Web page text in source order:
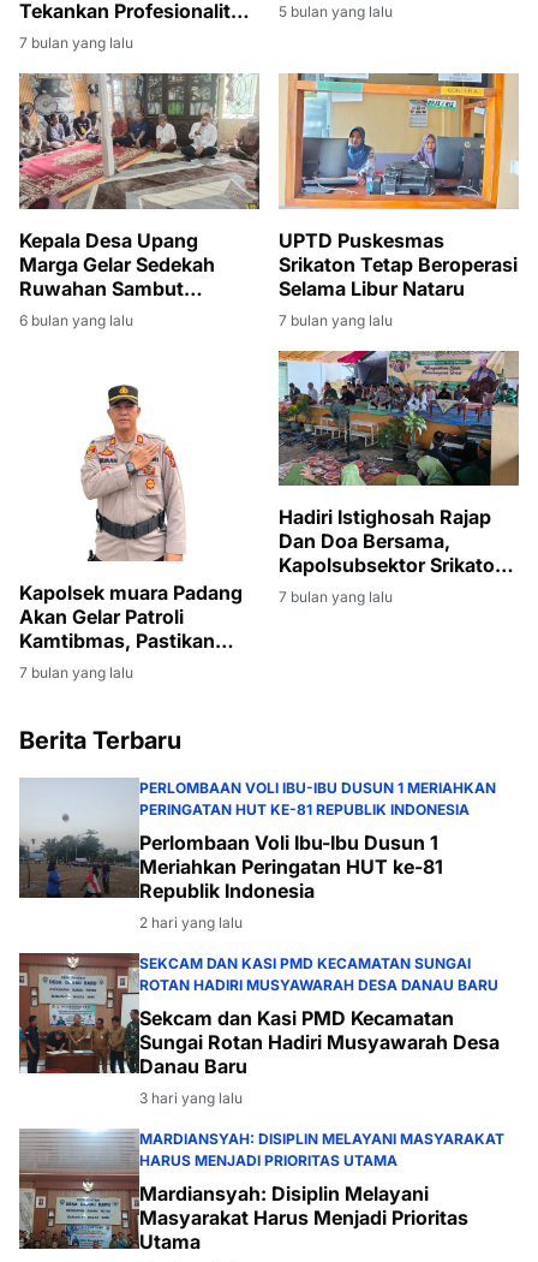
Tekankan Profesionalitas
dan Transparansi
Pemerintah Desa
7 bulan yang lalu
5 bulan yang lalu
Kepala Desa Upang
Marga Gelar Sedekah
Ruwahan Sambut
Ramadan 1447 H
6 bulan yang lalu
UPTD Puskesmas
Srikaton Tetap Beroperasi
Selama Libur Nataru
7 bulan yang lalu
Kapolsek muara Padang
Akan Gelar Patroli
Kamtibmas, Pastikan
Tahun Baru 2026 Aman
dan Kondusif
7 bulan yang lalu
Hadiri Istighosah Rajap
Dan Doa Bersama,
Kapolsubsektor Srikaton
Ajak Warga Bijak Dalam
Bermedsos
7 bulan yang lalu
Berita Terbaru
PERLOMBAAN VOLI IBU-IBU DUSUN 1 MERIAHKAN
PERINGATAN HUT KE-81 REPUBLIK INDONESIA
Perlombaan Voli Ibu-Ibu Dusun 1
Meriahkan Peringatan HUT ke-81
Republik Indonesia
2 hari yang lalu
SEKCAM DAN KASI PMD KECAMATAN SUNGAI
ROTAN HADIRI MUSYAWARAH DESA DANAU BARU
Sekcam dan Kasi PMD Kecamatan
Sungai Rotan Hadiri Musyawarah Desa
Danau Baru
3 hari yang lalu
MARDIANSYAH: DISIPLIN MELAYANI MASYARAKAT
HARUS MENJADI PRIORITAS UTAMA
Mardiansyah: Disiplin Melayani
Masyarakat Harus Menjadi Prioritas
Utama